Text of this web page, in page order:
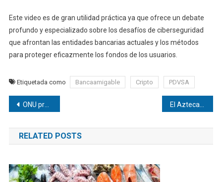
Este video es de gran utilidad práctica ya que ofrece un debate
profundo y especializado sobre los desafíos de ciberseguridad
que afrontan las entidades bancarias actuales y los métodos
para proteger eficazmente los fondos de los usuarios.
Etiquetada como Bancaamigable Cripto PDVSA
Navegación
de
entradas
ONU prevé asistir a 500.000 personas en refugios en Venezuela tras los terremotos
RELATED POSTS